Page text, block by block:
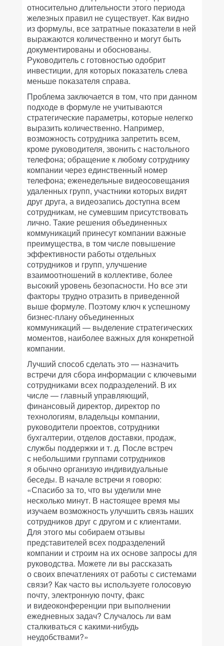
относительно длительности этого периода
железных правил не существует. Как видно
из формулы, все затратные показатели в ней
выражаются количественно и могут быть
документированы и обоснованы.
Руководитель с готовностью одобрит
инвестиции, для которых показатель слева
меньше показателя справа.
Проблема заключается в том, что при данном
подходе в формуле не учитываются
стратегические параметры, которые нелегко
выразить количественно. Например,
возможность сотрудника запретить всем,
кроме руководителя, звонить с настольного
телефона; обращение к любому сотруднику
компании через единственный номер
телефона; еженедельные видеосовещания
удаленных групп, участники которых видят
друг друга, а видеозапись доступна всем
сотрудникам, не сумевшим присутствовать
лично. Такие решения объединенных
коммуникаций принесут компании важные
преимущества, в том числе повышение
эффективности работы отдельных
сотрудников и групп, улучшение
взаимоотношений в коллективе, более
высокий уровень безопасности. Но все эти
факторы трудно отразить в приведенной
выше формуле. Поэтому ключ к успешному
бизнес-плану объединенных
коммуникаций — выделение стратегических
моментов, наиболее важных для конкретной
компании.
Лучший способ сделать это — назначить
встречи для сбора информации с ключевыми
сотрудниками всех подразделений. В их
числе — главный управляющий,
финансовый директор, директор по
технологиям, владельцы компании,
руководители проектов, сотрудники
бухгалтерии, отделов доставки, продаж,
службы поддержки и т. д. После встреч
с небольшими группами сотрудников
я обычно организую индивидуальные
беседы. В начале встречи я говорю:
«Спасибо за то, что вы уделили мне
несколько минут. В настоящее время мы
изучаем возможность улучшить связь наших
сотрудников друг с другом и с клиентами.
Для этого мы собираем отзывы
представителей всех подразделений
компании и строим на их основе запросы для
руководства. Можете ли вы рассказать
о своих впечатлениях от работы с системами
связи? Как часто вы используете голосовую
почту, электронную почту, факс
и видеоконференции при выполнении
ежедневных задач? Случалось ли вам
сталкиваться с какими-нибудь
неудобствами?»